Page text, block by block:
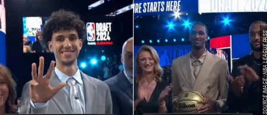
SOURCE